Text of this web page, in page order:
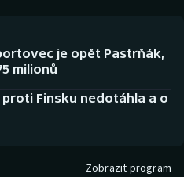
je opět Pastrňák,
milionů
Finsku nedotáhla a o
Zobrazit program